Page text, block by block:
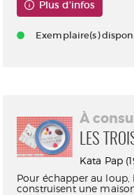
Plus d'infos
Exemplaire(s)
À
LES
Kata Pap
Pour échapper au loup,
construisent une